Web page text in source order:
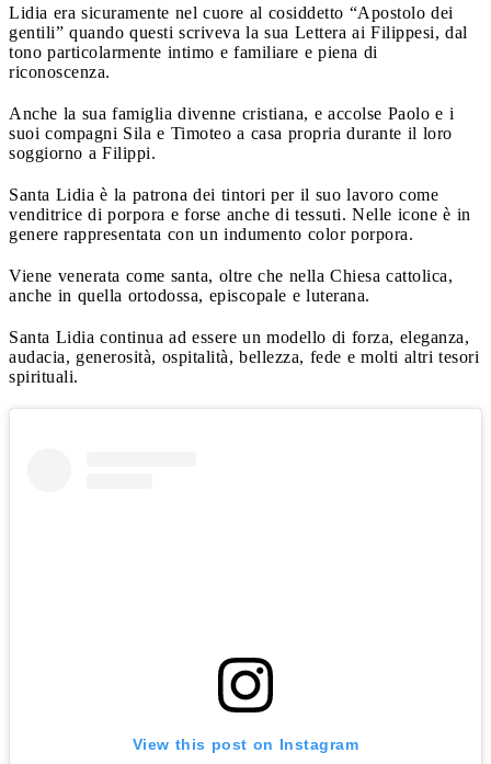
Lidia era sicuramente nel cuore al cosiddetto “Apostolo dei
gentili” quando questi scriveva la sua Lettera ai Filippesi, dal
tono particolarmente intimo e familiare e piena di
riconoscenza.
Anche la sua famiglia divenne cristiana, e accolse Paolo e i
suoi compagni Sila e Timoteo a casa propria durante il loro
soggiorno a Filippi.
Santa Lidia è la patrona dei tintori per il suo lavoro come
venditrice di porpora e forse anche di tessuti. Nelle icone è in
genere rappresentata con un indumento color porpora.
Viene venerata come santa, oltre che nella Chiesa cattolica,
anche in quella ortodossa, episcopale e luterana.
Santa Lidia continua ad essere un modello di forza, eleganza,
audacia, generosità, ospitalità, bellezza, fede e molti altri tesori
spirituali.
View this post on Instagram